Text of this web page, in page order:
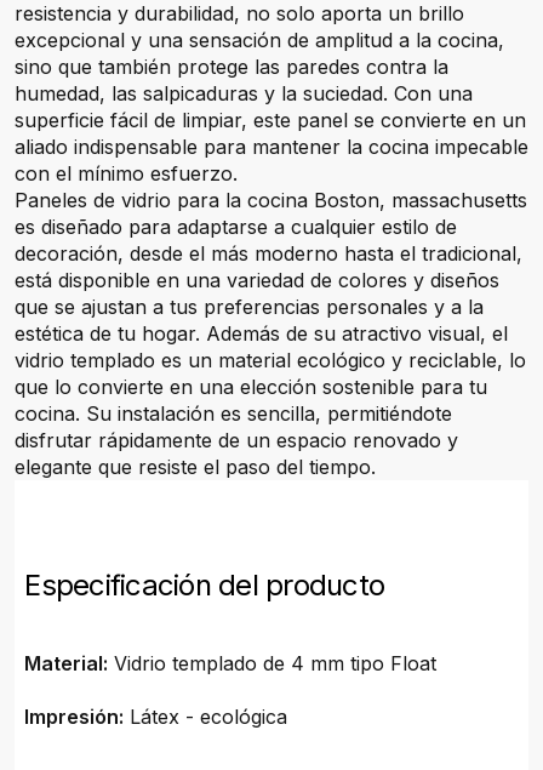
resistencia y durabilidad, no solo aporta un brillo
excepcional y una sensación de amplitud a la cocina,
sino que también protege las paredes contra la
humedad, las salpicaduras y la suciedad. Con una
superficie fácil de limpiar, este panel se convierte en un
aliado indispensable para mantener la cocina impecable
con el mínimo esfuerzo.
Paneles de vidrio para la cocina Boston, massachusetts
es diseñado para adaptarse a cualquier estilo de
decoración, desde el más moderno hasta el tradicional,
está disponible en una variedad de colores y diseños
que se ajustan a tus preferencias personales y a la
estética de tu hogar. Además de su atractivo visual, el
vidrio templado es un material ecológico y reciclable, lo
que lo convierte en una elección sostenible para tu
cocina. Su instalación es sencilla, permitiéndote
disfrutar rápidamente de un espacio renovado y
elegante que resiste el paso del tiempo.
Especificación del producto
Material: Vidrio templado de 4 mm tipo Float
Impresión: Látex - ecológica